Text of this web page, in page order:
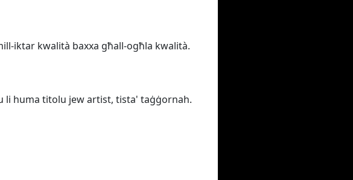
iktar kwalità baxxa għall-ogħla kwalità.
li huma titolu jew artist, tista' taġġornah.